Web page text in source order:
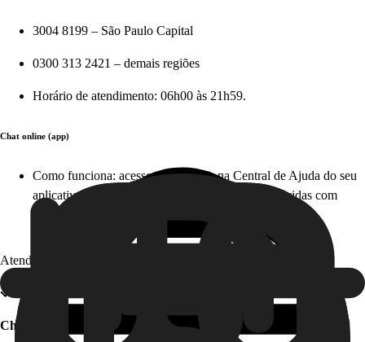
3004 8199 – São Paulo Capital
0300 313 2421 – demais regiões
Horário de atendimento: 06h00 às 21h59.
Chat online (app)
Como funciona: acesse diretamente na Central de Ajuda do seu
aplicativo em apenas alguns cliques e tire suas dúvidas com
Atendimento offline
Chat offline